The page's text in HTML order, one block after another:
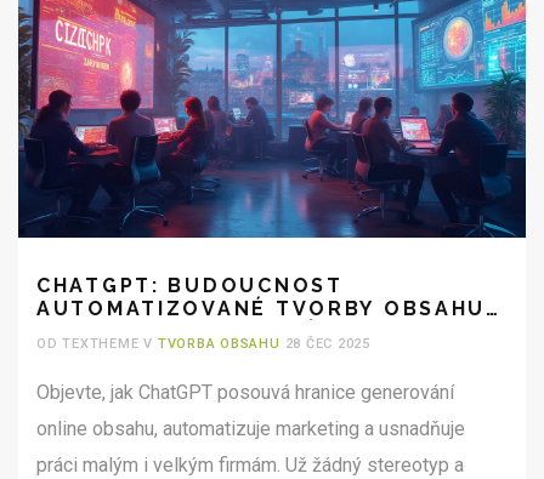
CHATGPT: BUDOUCNOST
AUTOMATIZOVANÉ TVORBY OBSAHU
PRO FIRMY A MARKETÉRY
OD TEXTHEME V TVORBA OBSAHU 28 ČEC 2025
Objevte, jak ChatGPT posouvá hranice generování
online obsahu, automatizuje marketing a usnadňuje
práci malým i velkým firmám. Už žádný stereotyp a